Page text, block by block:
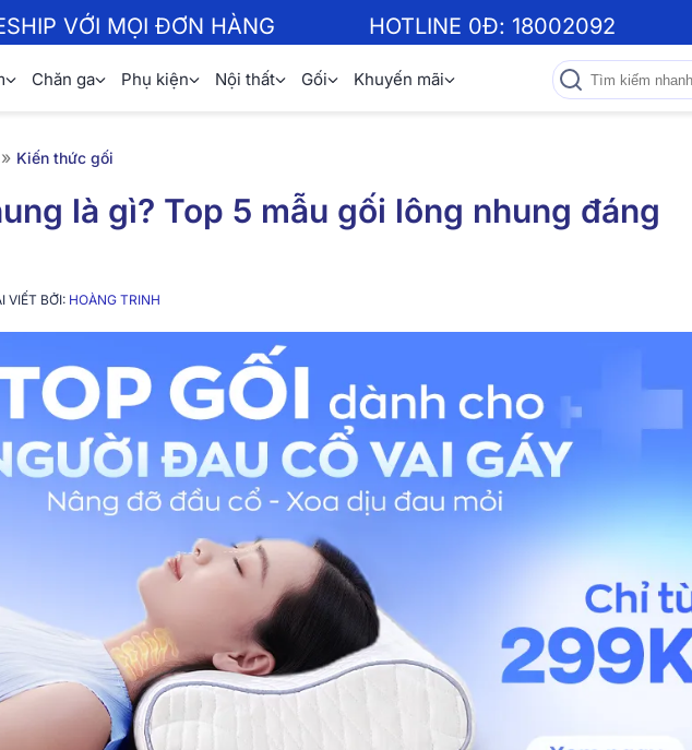
VỚI MỌI ĐƠN HÀNG HOTLINE 0Đ: 18002092
Chăn ga Phụ kiện Nội thất Gối Khuyến mãi
» Kiến thức gối
là gì? Top 5 mẫu gối lông nhung đáng
VIẾT BỞI: HOÀNG TRINH